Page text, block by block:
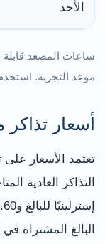
الأحد
ساعات المصعد قابلة
موعد التجربة.
أسعار
تعتمد الأسعار على
البالغ المشتراة في